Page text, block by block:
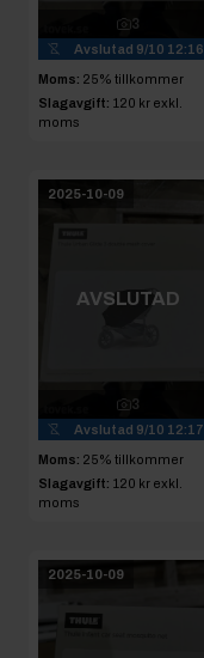
3
Avslutad 9/10 12:16
Moms: 25% tillkommer
Slagavgift: 120 kr exkl.
moms
2025-10-09
AVSLUTAD
3
Avslutad 9/10 12:17
Moms: 25% tillkommer
Slagavgift: 120 kr exkl.
moms
2025-10-09